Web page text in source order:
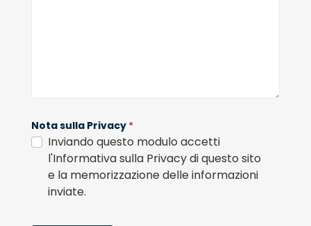
Nota sulla Privacy*
Inviando questo modulo accetti
l'Informativa sulla Privacy di questo sito
e la memorizzazione delle informazioni
inviate.